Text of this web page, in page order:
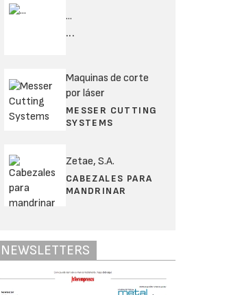
...
...
Maquinas de corte
por láser
MESSER CUTTING
SYSTEMS
Zetae, S.A.
CABEZALES PARA
MANDRINAR
NEWSLETTERS